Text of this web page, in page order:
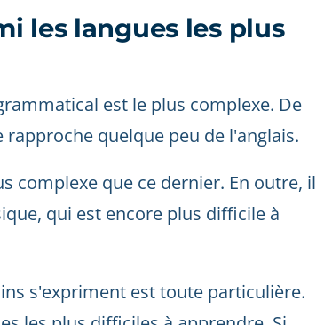
les langues les plus
est le plus complexe. De
quelque peu de l'anglais.
complexe que ce dernier. En outre, il
qui est encore plus difficile à
s'expriment est toute particulière.